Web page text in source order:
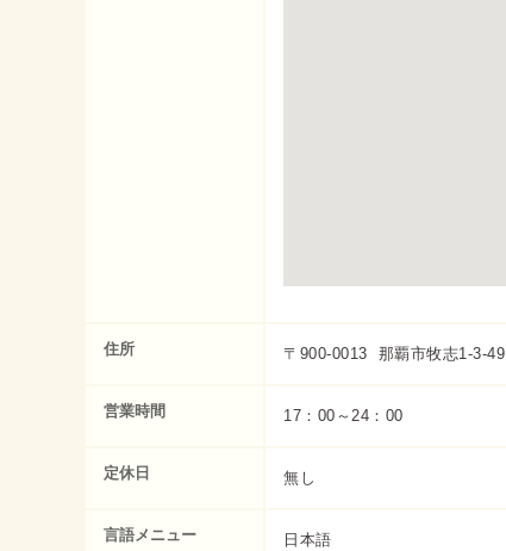
住所 〒900-0013 那覇市牧志1-3-49
営業時間 17：00～24：00
定休日 無し
言語メニュー 日本語